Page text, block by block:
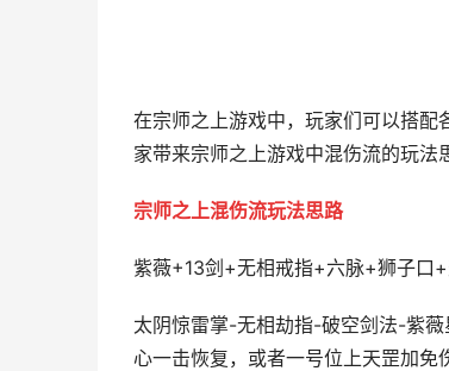
在宗师之上游戏中，玩家们可以搭配
家带来宗师之上游戏中混伤流的玩法
宗师之上混伤流玩法思路
紫薇+13剑+无相戒指+六脉+狮子口+
太阴惊雷掌-无相劫指-破空剑法-紫
心一击恢复，或者一号位上天罡加免